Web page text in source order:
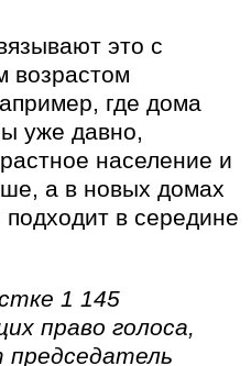
это с
возрастом
где дома
уже давно,
население и
а в новых домах
в середине
1 145
право голоса,
председатель